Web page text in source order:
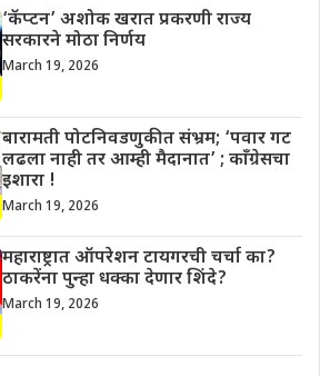
‘कॅप्टन’ अशोक खरात प्रकरणी राज्य
सरकारने मोठा निर्णय
March 19, 2026
बारामती पोटनिवडणुकीत संभ्रम; ‘पवार गट
लढला नाही तर आम्ही मैदानात’ ; काँग्रेसचा
इशारा !
March 19, 2026
महाराष्ट्रात ऑपरेशन टायगरची चर्चा का?
ठाकरेंना पुन्हा धक्का देणार शिंदे?
March 19, 2026